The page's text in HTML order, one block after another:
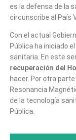
es la defensa de la
circunscribe al País
Con el actual
Pública ha iniciado
sanitaria. En este
recuperación del
hacer. Por otra
Resonancia
de la tecnología
Pública.